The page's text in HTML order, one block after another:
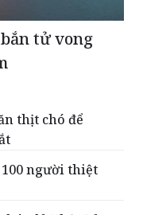
thịt chó để
người thiệt
lẻ Nhật Bản